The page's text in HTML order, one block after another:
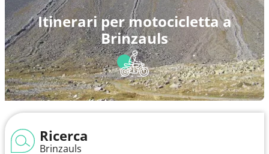
Itinerari per motocicletta a
Brinzauls
Ricerca
Brinzauls